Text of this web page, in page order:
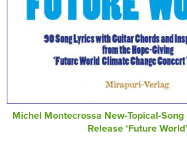
Michel Montecrossa New-Topical-
Release ‘Future World’